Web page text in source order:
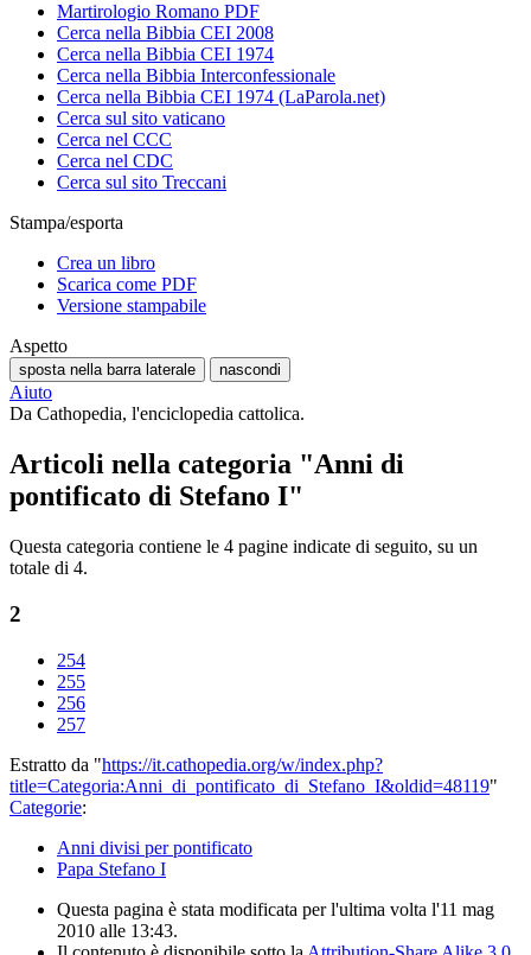
Martirologio Romano PDF
Cerca nella Bibbia CEI 2008
Cerca nella Bibbia CEI 1974
Cerca nella Bibbia Interconfessionale
Cerca nella Bibbia CEI 1974 (LaParola.net)
Cerca sul sito vaticano
Cerca nel CCC
Cerca nel CDC
Cerca sul sito Treccani
Stampa/esporta
Crea un libro
Scarica come PDF
Versione stampabile
Aspetto
sposta nella barra laterale nascondi
Aiuto
Da Cathopedia, l'enciclopedia cattolica.
Articoli nella categoria "Anni di
pontificato di Stefano I"
Questa categoria contiene le 4 pagine indicate di seguito, su un
totale di 4.
2
254
255
256
257
Estratto da "https://it.cathopedia.org/w/index.php?
title=Categoria:Anni_di_pontificato_di_Stefano_I&oldid=48119"
Categorie:
Anni divisi per pontificato
Papa Stefano I
Questa pagina è stata modificata per l'ultima volta l'11 mag
2010 alle 13:43.